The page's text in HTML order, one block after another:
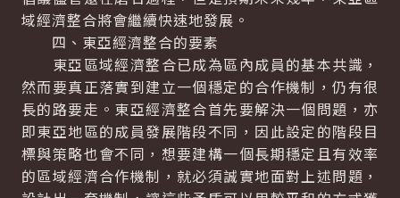
域經濟整合將會繼續快速地發展。
四、東亞經濟整合的要素
東亞區域經濟整合已成為區內成員的基本共識，
然而要真正落實到建立一個穩定的合作機制，仍有很
長的路要走。東亞經濟整合首先要解決一個問題，亦
即東亞地區的成員發展階段不同，因此設定的階段目
標與策略也會不同，想要建構一個長期穩定且有效率
的區域經濟合作機制，就必須誠實地面對上述問題，